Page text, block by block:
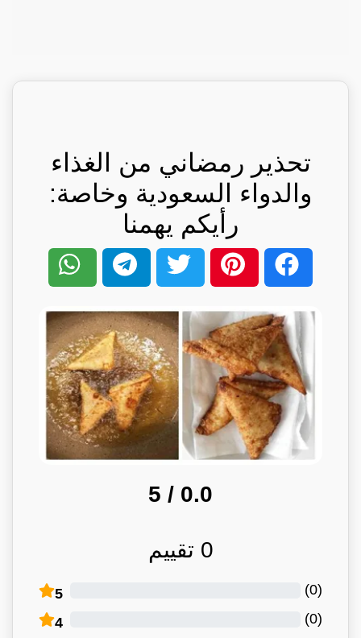
تحذير رمضاني من الغذاء
والدواء السعودية وخاصة:
رأيكم يهمنا
0.0
/ 5
0 تقييم
5 (
0
)
4 (
0
)